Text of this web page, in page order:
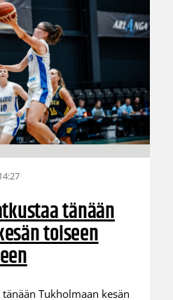
tänään
toiseen
Tukholmaan kesän